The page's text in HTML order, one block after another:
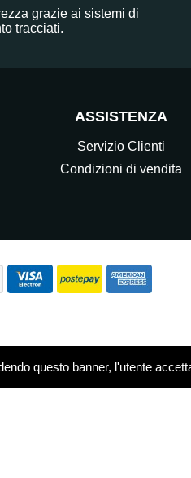
questo banner, l'utente
grazie ai sistemi di
tracciati.
ASSISTENZA
Servizio Clienti
Condizioni di vendita